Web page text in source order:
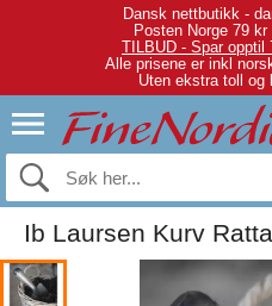
Dansk nettbutikk -
Posten Norge 79
TILBUD - Spar opptil
Alle prisene er inkl
Uten ekstra toll og
Ib Laursen Kurv